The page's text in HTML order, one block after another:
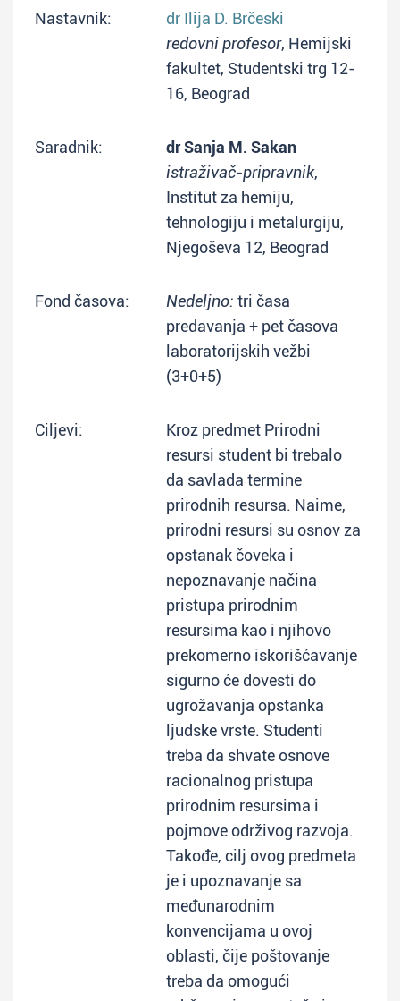
Nastavnik:
dr Ilija D. Brčeski
redovni profesor, Hemijski
fakultet, Studentski trg 12-
16, Beograd
Saradnik:
dr Sanja M. Sakan
istraživač-pripravnik,
Institut za hemiju,
tehnologiju i metalurgiju,
Njegoševa 12, Beograd
Fond časova: Nedeljno: tri časa
predavanja + pet časova
laboratorijskih vežbi
(3+0+5)
Ciljevi:
Kroz predmet Prirodni
resursi student bi trebalo
da savlada termine
prirodnih resursa. Naime,
prirodni resursi su osnov za
opstanak čoveka i
nepoznavanje načina
pristupa prirodnim
resursima kao i njihovo
prekomerno iskorišćavanje
sigurno će dovesti do
ugrožavanja opstanka
ljudske vrste. Studenti
treba da shvate osnove
racionalnog pristupa
prirodnim resursima i
pojmove održivog razvoja.
Takođe, cilj ovog predmeta
je i upoznavanje sa
međunarodnim
konvencijama u ovoj
oblasti, čije poštovanje
treba da omogući